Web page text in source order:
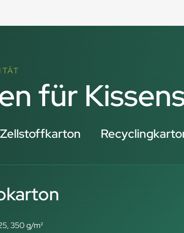
für
Zellstoffkarton
350 g/m²